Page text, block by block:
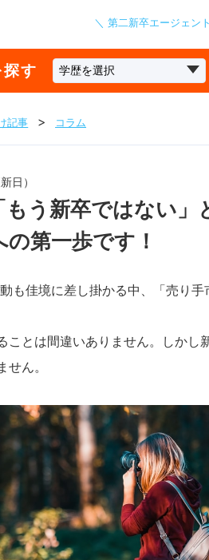
＼ 第二新卒エージェン
す
記事 コラム
日）
もう新卒ではない」
第一歩です！
も佳境に差し掛かる中、「売り手
ことは間違いありません。しかし
ん。